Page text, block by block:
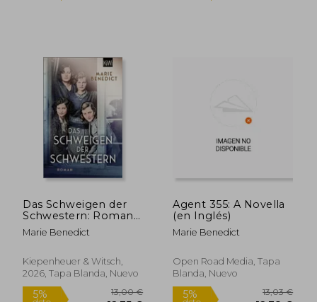
Das Schweigen der
Schwestern: Roman |
Die wahre Geschichte
der Mitford-
Biografischer Roman
ber Familie und
Alemán)
Marie Benedict
Kiepenheuer & Witsch,
2026, Tapa Blanda, Nuevo
Agent 355: A Novella
(en Inglés)
Marie Benedict
Open Road Media, Tapa
Blanda, Nuevo